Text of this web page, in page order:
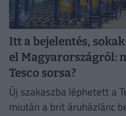
Itt a bejelentés,
el Magyarországról:
Tesco sorsa?
Új szakaszba léphetett a
miután a brit áruházlánc